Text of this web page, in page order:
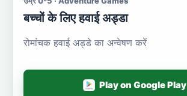
बच्चों के लिए हवाई अड्डा
रोमांचक हवाई अड्डे का अन्वेषण करें
Play on Google Play